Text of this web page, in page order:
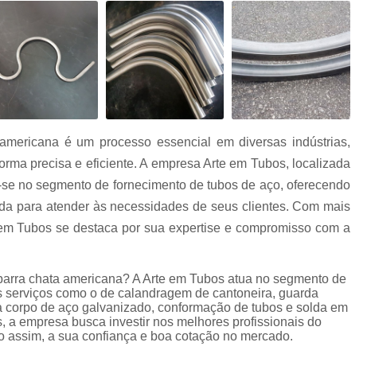
Conformação em
Conformação para
Conformação Tubo de Metal
Corrimão Aço Tipo
Corrimão de
Corrimão de Aço Galvanizado
Corrimão em
Corrimão em Tubo de Aço
Corrimão Galvanizado com
Corrimão
Corrimão de Ferro
Corrimão Escada Interna Ferro
Corrimão Ferro de Escada
é um processo essencial em diversas indústrias,
precisa e eficiente. A empresa Arte em Tubos, localizada
no segmento de fornecimento de tubos de aço, oferecendo
para atender às necessidades de seus clientes. Com mais
Tubos se destaca por sua expertise e compromisso com a
chata americana? A Arte em Tubos atua no segmento de
como o de calandragem de cantoneira, guarda
de aço galvanizado, conformação de tubos e solda em
a empresa busca investir nos melhores profissionais do
a sua confiança e boa cotação no mercado.